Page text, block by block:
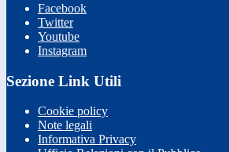
Facebook
Twitter
Youtube
Instagram
Sezione Link Utili
Cookie policy
Note legali
Informativa Privacy